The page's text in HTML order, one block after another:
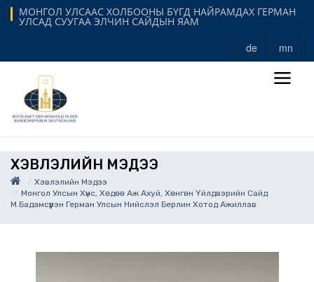
МОНГОЛ УЛСААС ХОЛБООНЫ БҮГД НАЙРАМДАХ ГЕРМАН
УЛСАД СУУГАА ЭЛЧИН САЙДЫН ЯАМ
de mn
ХЭВЛЭЛИЙН МЭДЭЭ
Хэвлэлийн Мэдээ
Монгол Улсын Хүнс, Хөдөө Аж Ахуй, Хөнгөн Үйлдвэрийн Сайд
М.Бадамсүрэн Герман Улсын Нийслэл Берлин Хотод Ажиллав